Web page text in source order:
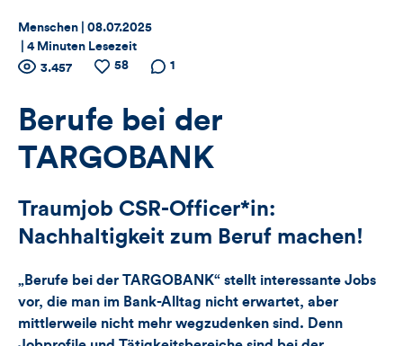
Thema:
Menschen | Datum:
08.07.2025
4 Minuten Lesezeit
Zähler
für
Views,
und
dieses
Artikels
Anzahl
3.457
Anzahl
58
Anzahl der
1
Berufe bei der
TARGOBANK
Traumjob CSR-Officer*in:
Nachhaltigkeit zum Beruf machen!
„Berufe bei der TARGOBANK“ stellt interessante Jobs
vor, die man im Bank-Alltag nicht erwartet, aber
mittlerweile nicht mehr wegzudenken sind. Denn